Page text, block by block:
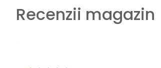
Recenzii magazin